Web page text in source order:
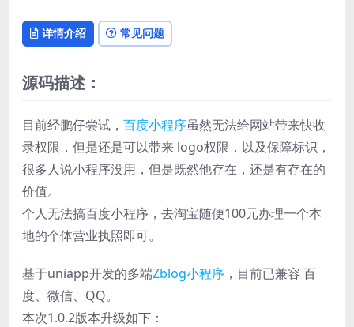
详情介绍 常见问题
源码描述：
目前经鹏仔尝试， 百度小程序虽然无法给网站带来快收
录权限，但是还是可以带来 logo权限，以及保障标识，
很多人说小程序没用，但是既然他存在，还是有存在的
价值。
个人无法搞百度小程序，去淘宝随便100元办理一个本
地的个体营业执照即可。
基于uniapp开发的多端Zblog小程序 ，目前已兼容 百
度、微信、QQ。
本次1.0.2版本升级如下：